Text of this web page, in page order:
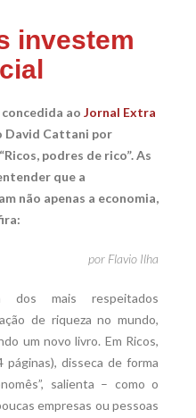
investem
ao Jornal Extra
David Cattani por
podres de rico”. As
que a
não apenas a economia,
por Flavio Ilha
dos mais respeitados
de riqueza no mundo,
um novo livro. Em Ricos,
disseca de forma
salienta – como o
empresas ou pessoas